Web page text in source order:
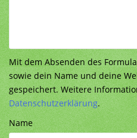
Mit dem Absenden des
sowie dein Name und deine
gespeichert. Weitere
Datenschutzerklärung.
Name